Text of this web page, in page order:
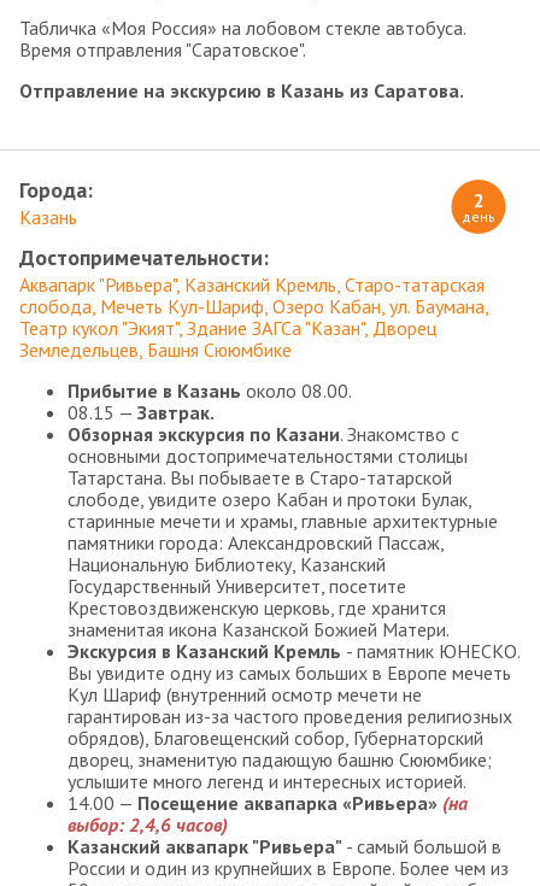
Табличка «Моя Россия» на лобовом стекле автобуса.
Время отправления "Саратовское".
Отправление на экскурсию в Казань из Саратова.
2
день
Города:
Казань
Достопримечательности:
Аквапарк "Ривьера" Казанский Кремль Старо-татарская
слобода Мечеть Кул-Шариф Озеро Кабан ул. Баумана
Театр кукол "Экият" Здание ЗАГСа "Казан" Дворец
Земледельцев Башня Сююмбике
Прибытие в Казань около 08.00.
08.15 — Завтрак.
Обзорная экскурсия по Казани. Знакомство с
основными достопримечательностями столицы
Татарстана. Вы побываете в Старо-татарской
слободе, увидите озеро Кабан и протоки Булак,
старинные мечети и храмы, главные архитектурные
памятники города: Александровский Пассаж,
Национальную Библиотеку, Казанский
Государственный Университет, посетите
Крестовоздвиженскую церковь, где хранится
знаменитая икона Казанской Божией Матери.
Экскурсия в Казанский Кремль - памятник ЮНЕСКО.
Вы увидите одну из самых больших в Европе мечеть
Кул Шариф (внутренний осмотр мечети не
гарантирован из-за частого проведения религиозных
обрядов), Благовещенский собор, Губернаторский
дворец, знаменитую падающую башню Сююмбике;
услышите много легенд и интересных историей.
14.00 — Посещение аквапарка «Ривьера» (на
выбор: 2,4,6 часов)
Казанский аквапарк "Ривьера" - самый большой в
России и один из крупнейших в Европе. Более чем из